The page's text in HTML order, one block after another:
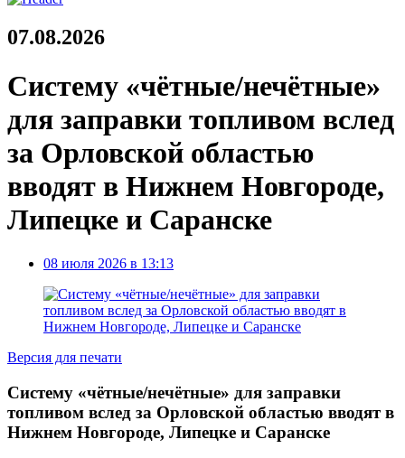
07.08.2026
Систему «чётные/нечётные»
для заправки топливом вслед
за Орловской областью
вводят в Нижнем Новгороде,
Липецке и Саранске
08 июля 2026 в 13:13
Версия для печати
Систему «чётные/нечётные» для заправки
топливом вслед за Орловской областью вводят в
Нижнем Новгороде, Липецке и Саранске